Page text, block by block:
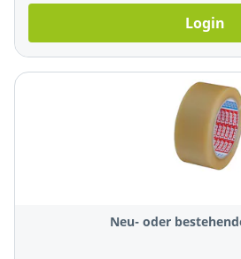
Login
Neu- oder